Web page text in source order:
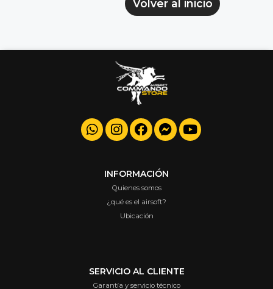
Volver al inicio
INFORMACIÓN
Quienes somos
¿qué es el airsoft?
Ubicación
SERVICIO AL CLIENTE
Garantía y servicio técnico